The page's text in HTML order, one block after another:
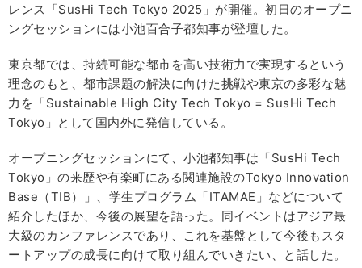
レンス「SusHi Tech Tokyo 2025」が開催。初日のオープニ
ングセッションには小池百合子都知事が登壇した。
東京都では、持続可能な都市を高い技術力で実現するという
理念のもと、都市課題の解決に向けた挑戦や東京の多彩な魅
力を「Sustainable High City Tech Tokyo = SusHi Tech
Tokyo」として国内外に発信している。
オープニングセッションにて、小池都知事は「SusHi Tech
Tokyo」の来歴や有楽町にある関連施設のTokyo Innovation
Base（TIB）」、学生プログラム「ITAMAE」などについて
紹介したほか、今後の展望を語った。同イベントはアジア最
大級のカンファレンスであり、これを基盤として今後もスタ
ートアップの成長に向けて取り組んでいきたい、と話した。